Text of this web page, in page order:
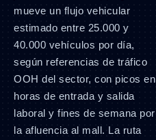
mueve un flujo vehicular
estimado entre 25.000 y
40.000 vehículos por día,
según referencias de tráfico
OOH del sector, con picos en
horas de entrada y salida
laboral y fines de semana por
la afluencia al mall. La ruta